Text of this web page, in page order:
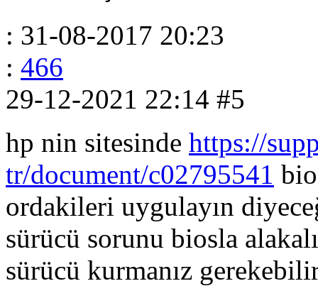
: 31-08-2017 20:23
: 466
29-12-2021 22:14 #5
hp nin sitesinde https://
tr/document/c02795541
ordakileri uygulayın
sürücü sorunu biosla
sürücü kurmanız